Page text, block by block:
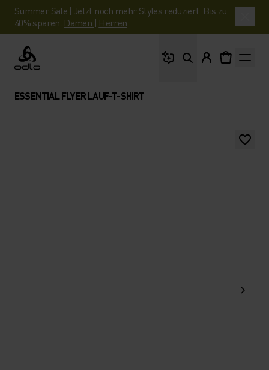
Summer Sale | Jetzt noch mehr Styles reduziert. Bis zu
40% sparen. Damen | Herren
Odlo
ESSENTIAL FLYER LAUF-T-SHIRT